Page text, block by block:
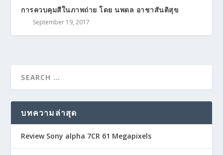
การควบคุมสีในภาพถ่าย โดย นพดล อาชาสันติสุข
September 19, 2017
บทความล่าสุด
Review Sony alpha 7CR 61 Megapixels